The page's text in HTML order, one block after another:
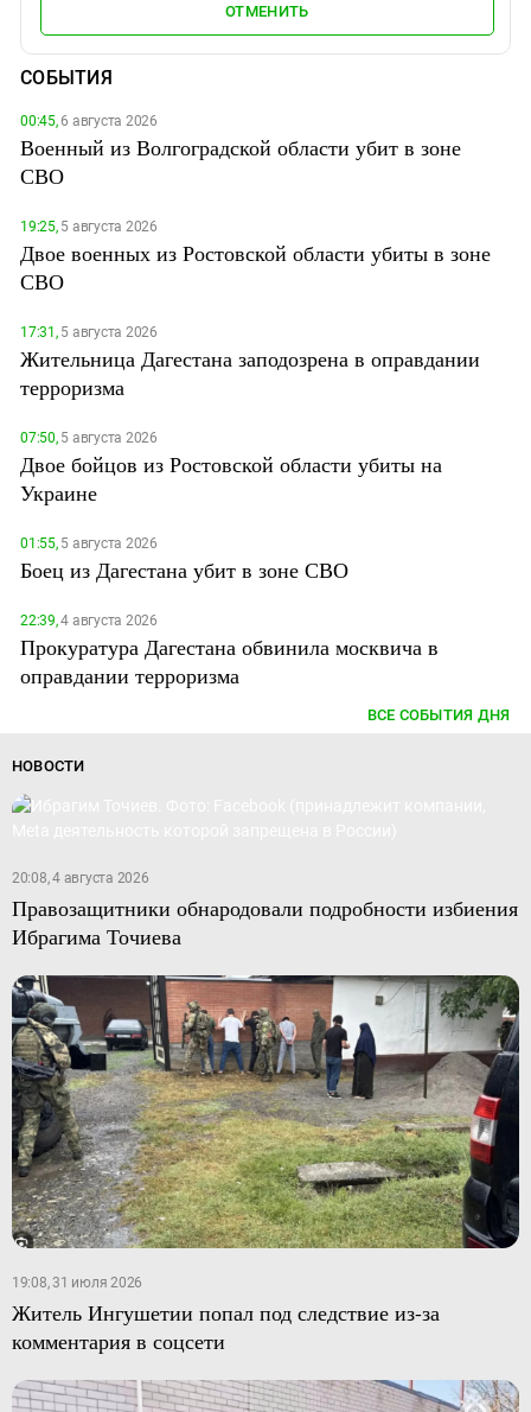
ОТМЕНИТЬ
СОБЫТИЯ
00:45,6 августа 2026
Военный из Волгоградской области убит в зоне
СВО
19:25,5 августа 2026
Двое военных из Ростовской области убиты в зоне
СВО
17:31,5 августа 2026
Жительница Дагестана заподозрена в оправдании
терроризма
07:50,5 августа 2026
Двое бойцов из Ростовской области убиты на
Украине
01:55,5 августа 2026
Боец из Дагестана убит в зоне СВО
22:39,4 августа 2026
Прокуратура Дагестана обвинила москвича в
оправдании терроризма
ВСЕ СОБЫТИЯ ДНЯ
НОВОСТИ
20:08, 4 августа 2026
Правозащитники обнародовали подробности избиения
Ибрагима Точиева
19:08, 31 июля 2026
Житель Ингушетии попал под следствие из-за
комментария в соцсети